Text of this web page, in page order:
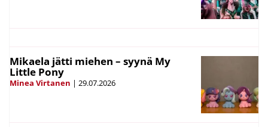
Mikaela jätti miehen – syynä My
Little Pony
Minea Virtanen | 29.07.2026